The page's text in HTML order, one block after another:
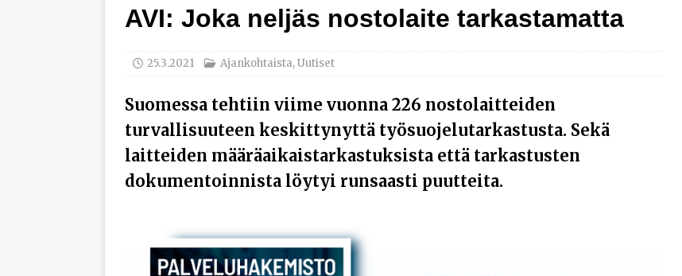
AJANKOHTAISTA
[ 3.8.2026 ]
työhyvinvoinnista
modernisointihankkeita AJANKOHTAISTA
AVI: Joka neljäs nostolaite tarkastamatta
25.3.2021 Ajankohtaista,Uutiset
Suomessa tehtiin viime vuonna 226 nostolaitteiden
turvallisuuteen keskittynyttä työsuojelutarkastusta. Sekä
laitteiden määräaikaistarkastuksista että tarkastusten
dokumentoinnista löytyi runsaasti puutteita.